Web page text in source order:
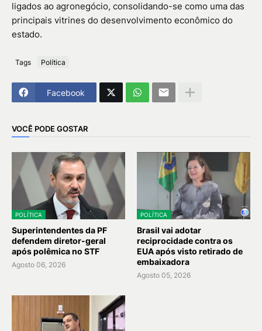
ligados ao agronegócio, consolidando-se como uma das
principais vitrines do desenvolvimento econômico do
estado.
Tags Política
Facebook
VOCÊ PODE GOSTAR
POLÍTICA
Superintendentes da PF
defendem diretor-geral
após polêmica no STF
Agosto 06, 2026
POLÍTICA
Brasil vai adotar
reciprocidade contra os
EUA após visto retirado de
embaixadora
Agosto 05, 2026